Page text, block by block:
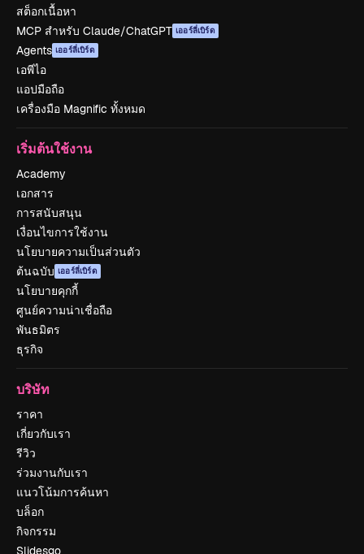
สต็อกเนื้อหา
MCP สำหรับ Claude/ChatGPT เออร์ลี่เบิร์ด
Agents เออร์ลี่เบิร์ด
เอพีไอ
แอปมือถือ
เครื่องมือ Magnific ทั้งหมด
เริ่มต้นใช้งาน
Academy
เอกสาร
การสนับสนุน
เงื่อนไขการใช้งาน
นโยบายความเป็นส่วนตัว
ต้นฉบับ เออร์ลี่เบิร์ด
นโยบายคุกกี้
ศูนย์ความน่าเชื่อถือ
พันธมิตร
ธุรกิจ
บริษัท
ราคา
เกี่ยวกับเรา
รีวิว
ร่วมงานกับเรา
แนวโน้มการค้นหา
บล็อก
กิจกรรม
Slidesgo